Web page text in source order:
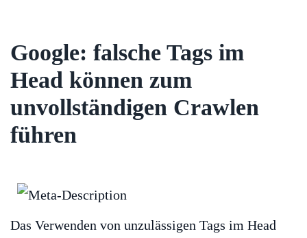
Google: falsche Tags im
Head können zum
unvollständigen Crawlen
führen
Das Verwenden von unzulässigen Tags im Head